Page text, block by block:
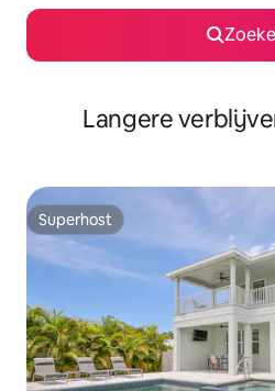
Langere
Superhost
Superhost